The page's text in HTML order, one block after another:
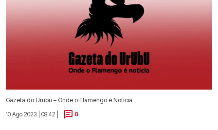
Gazeta do Urubu – Onde o Flamengo é Notícia
10 Ago 2023 | 08:42 |
0